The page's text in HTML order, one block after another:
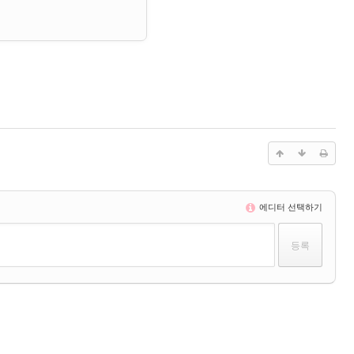
에디터 선택하기